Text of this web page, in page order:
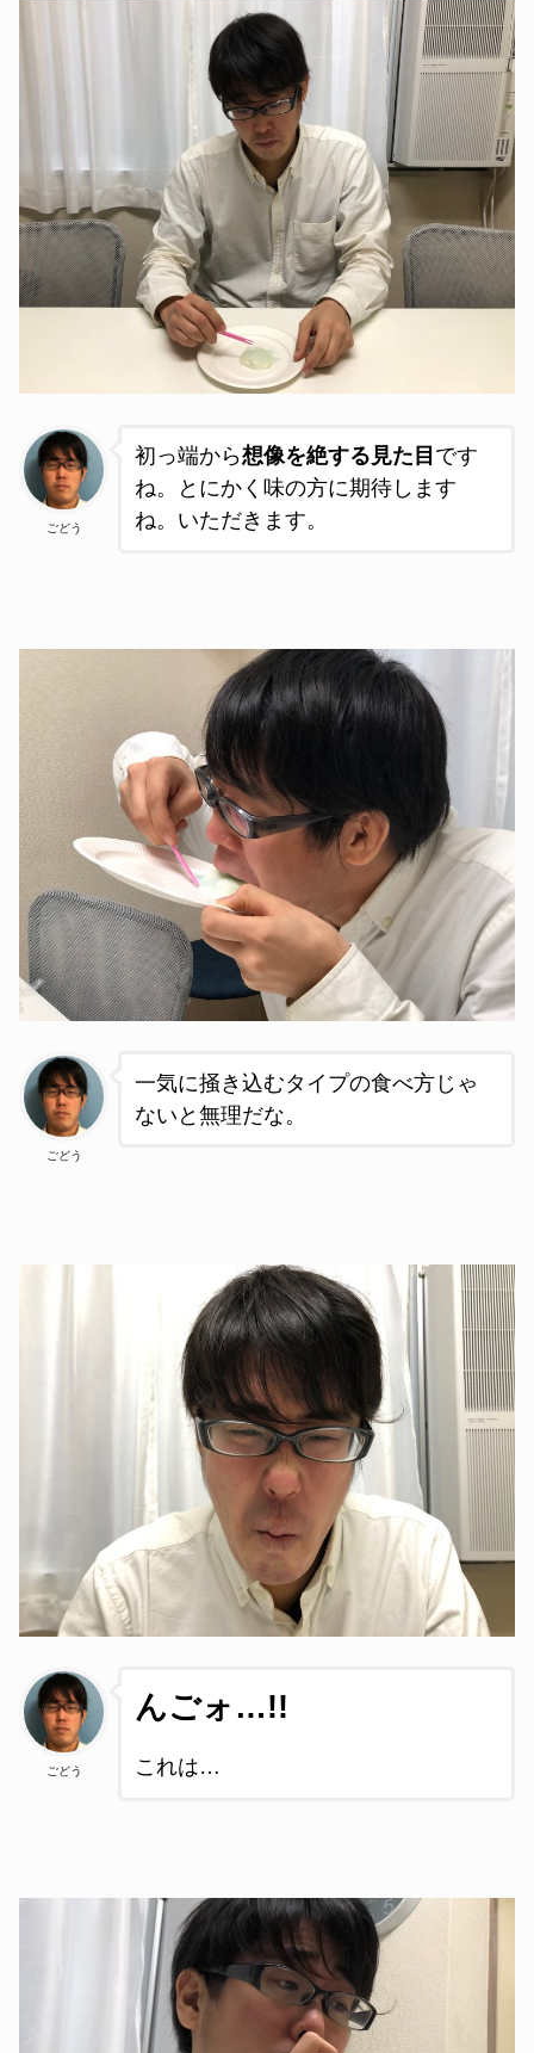
ごどう
初っ端から想像を絶する見た目 です
ね。とにかく味の方に期待します
ね。いただきます。
ごどう
一気に掻き込むタイプの食べ方じゃ
ないと無理だな。
ごどう
んごォ …!!
これは…